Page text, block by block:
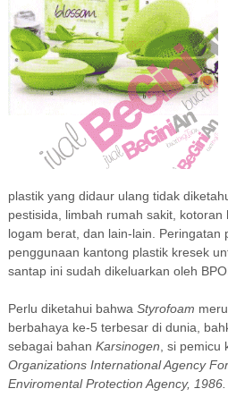
plastik yang didaur ulang tidak
pestisida, limbah rumah sakit,
logam berat, dan lain-lain. Peringatan
penggunaan kantong plastik kresek
santap ini sudah dikeluarkan oleh
Perlu diketahui bahwa Styrofoam
berbahaya ke-5 terbesar di dunia,
sebagai bahan Karsinogen , si pemicu
Organizations International Agency
Enviromental Protection Agency, 1986.